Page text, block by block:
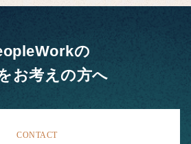
の
お考えの方へ
CONTACT